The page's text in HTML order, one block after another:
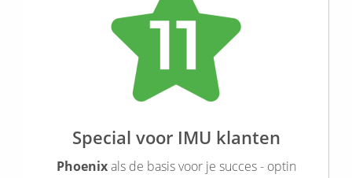
Special voor IMU klanten
Phoenixals de basis voor je succes - optin